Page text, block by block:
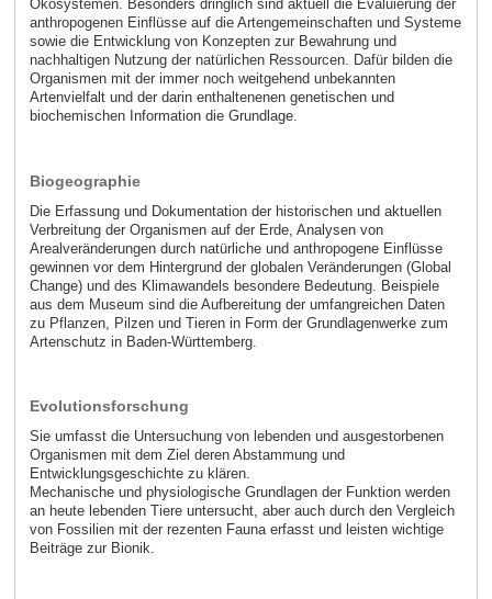
Ökosystemen. Besonders dringlich sind aktuell die Evaluierung der
anthropogenen Einflüsse auf die Artengemeinschaften und Systeme
sowie die Entwicklung von Konzepten zur Bewahrung und
nachhaltigen Nutzung der natürlichen Ressourcen. Dafür bilden die
Organismen mit der immer noch weitgehend unbekannten
Artenvielfalt und der darin enthaltenenen genetischen und
biochemischen Information die Grundlage.
Biogeographie
Die Erfassung und Dokumentation der historischen und aktuellen
Verbreitung der Organismen auf der Erde, Analysen von
Arealveränderungen durch natürliche und anthropogene Einflüsse
gewinnen vor dem Hintergrund der globalen Veränderungen (Global
Change) und des Klimawandels besondere Bedeutung. Beispiele
aus dem Museum sind die Aufbereitung der umfangreichen Daten
zu Pflanzen, Pilzen und Tieren in Form der Grundlagenwerke zum
Artenschutz in Baden-Württemberg.
Evolutionsforschung
Sie umfasst die Untersuchung von lebenden und ausgestorbenen
Organismen mit dem Ziel deren Abstammung und
Entwicklungsgeschichte zu klären.
Mechanische und physiologische Grundlagen der Funktion werden
an heute lebenden Tiere untersucht, aber auch durch den Vergleich
von Fossilien mit der rezenten Fauna erfasst und leisten wichtige
Beiträge zur Bionik.